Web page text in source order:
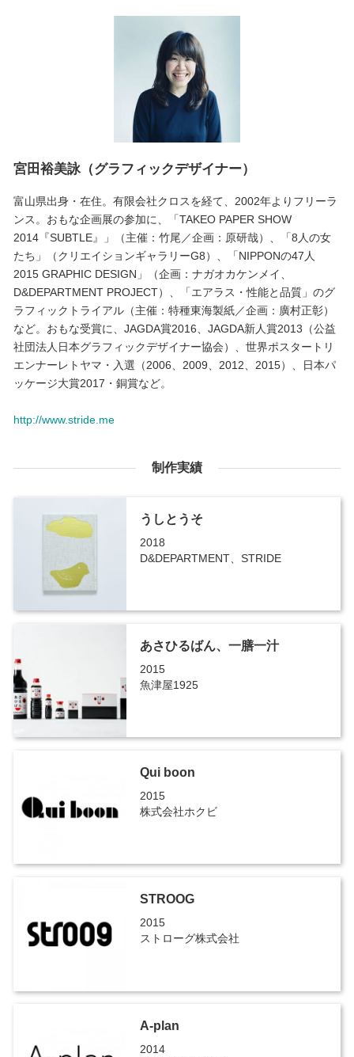
宮田裕美詠（グラフィックデザイナー）
富山県出身・在住。有限会社クロスを経て、2002年よりフリーラ
ンス。おもな企画展の参加に、「TAKEO PAPER SHOW
2014『SUBTLE』」（主催：竹尾／企画：原研哉）、「8人の女
たち」（クリエイションギャラリーG8）、「NIPPONの47人
2015 GRAPHIC DESIGN」（企画：ナガオカケンメイ、
D&DEPARTMENT PROJECT）、「エアラス・性能と品質」のグ
ラフィックトライアル（主催：特種東海製紙／企画：廣村正彰）
など。おもな受賞に、JAGDA賞2016、JAGDA新人賞2013（公益
社団法人日本グラフィックデザイナー協会）、世界ポスタートリ
エンナーレトヤマ・入選（2006、2009、2012、2015）、日本パ
ッケージ大賞2017・銅賞など。
http://www.stride.me
制作実績
うしとうそ
2018
D&DEPARTMENT、STRIDE
あさひるばん、一膳一汁
2015
魚津屋1925
Qui boon
2015
株式会社ホクビ
STROOG
2015
ストローグ株式会社
A-plan
2014